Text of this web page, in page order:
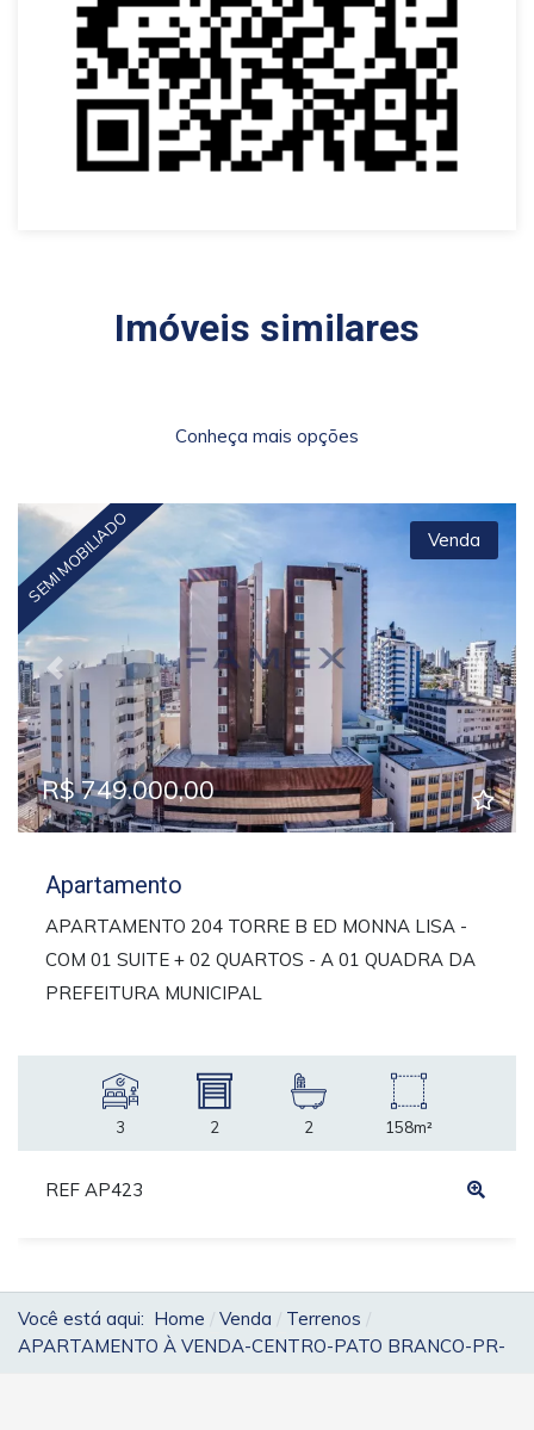
Imóveis similares
Conheça mais opções
Previous Next
SEMI MOBILIADO Venda
R$ 749.000,00
Apartamento
APARTAMENTO 204 TORRE B ED MONNA LISA -
COM 01 SUITE + 02 QUARTOS - A 01 QUADRA DA
PREFEITURA MUNICIPAL
3 2 2 158m²
REF AP423
Você está aqui: Home Venda
Terrenos
APARTAMENTO À VENDA-CENTRO-PATO BRANCO-PR-